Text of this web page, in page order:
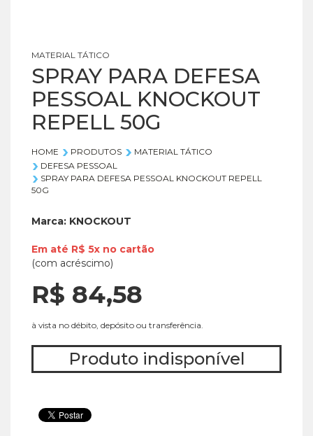
MATERIAL TÁTICO
SPRAY PARA DEFESA
PESSOAL KNOCKOUT
REPELL 50G
HOME PRODUTOS
MATERIAL TÁTICO
DEFESA PESSOAL
SPRAY PARA DEFESA PESSOAL KNOCKOUT REPELL
50G
Marca: KNOCKOUT
Em até R$ 5x no cartão
(com acréscimo)
R$ 84,58
à vista no débito, depósito ou transferência.
Produto indisponível